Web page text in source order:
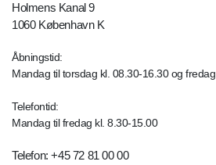
Holmens Kanal 9
1060 København K
Åbningstid:
Mandag til torsdag kl. 08.30-16.30 og
Telefontid:
Mandag til fredag kl. 8.30-15.00
Telefon: +45 72 81 00 00